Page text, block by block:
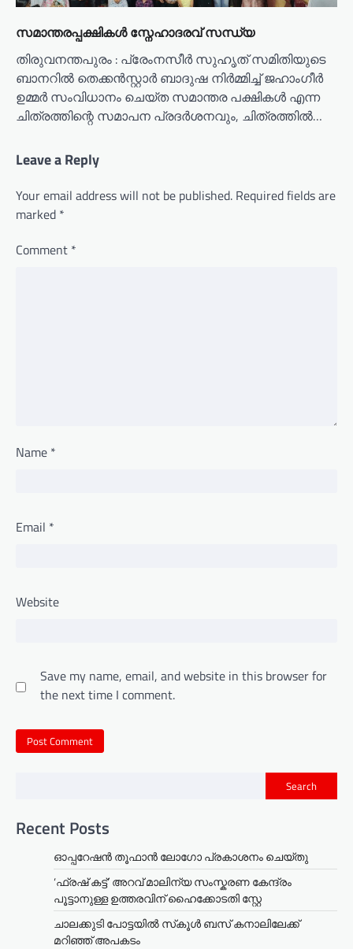
സമാന്തരപ്പക്ഷികൾ സ്നേഹാദരവ് സന്ധ്യ
തിരുവനന്തപുരം : പ്രേംനസീർ സുഹൃത് സമിതിയുടെ
ബാനറിൽ തെക്കൻസ്റ്റാർ ബാദുഷ നിർമ്മിച്ച് ജഹാംഗീർ
ഉമ്മർ സംവിധാനം ചെയ്ത സമാന്തര പക്ഷികൾ എന്ന
ചിത്രത്തിന്റെ സമാപന പ്രദർശനവും, ചിത്രത്തിൽ…
Leave a Reply
Your email address will not be published. Required fields are
marked *
Comment *
Name *
Email *
Website
Save my name, email, and website in this browser for
the next time I comment.
Search
Recent Posts
ഓപ്പറേഷൻ തൂഫാൻ ലോഗോ പ്രകാശനം ചെയ്തു
‘ഫ്രഷ് കട്ട്’ അറവ് മാലിന്യ സംസ്കരണ കേന്ദ്രം
പൂട്ടാനുള്ള ഉത്തരവിന് ഹൈക്കോടതി സ്റ്റേ
ചാലക്കുടി പോട്ടയിൽ സ്‌കൂൾ ബസ് കനാലിലേക്ക്
മറിഞ്ഞ് അപകടം